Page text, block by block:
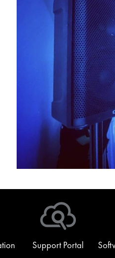
Support Portal